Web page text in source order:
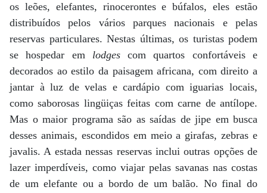
os leões, elefantes, rinocerontes e búfalos, eles estão
distribuídos pelos vários parques nacionais e pelas
reservas particulares. Nestas últimas, os turistas podem
se hospedar em lodgescom quartos confortáveis e
decorados ao estilo da paisagem africana, com direito a
jantar à luz de velas e cardápio com iguarias locais,
como saborosas lingüiças feitas com carne de antílope.
Mas o maior programa são as saídas de jipe em busca
desses animais, escondidos em meio a girafas, zebras e
javalis. A estada nessas reservas inclui outras opções de
lazer imperdíveis, como viajar pelas savanas nas costas
de um elefante ou a bordo de um balão. No final do